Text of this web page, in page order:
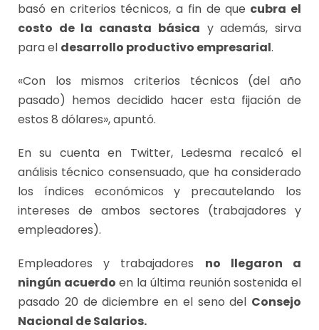
basó en criterios técnicos, a fin de que cubra el
costo de la canasta básica y además, sirva
para el desarrollo productivo empresarial.
«Con los mismos criterios técnicos (del año
pasado) hemos decidido hacer esta fijación de
estos 8 dólares», apuntó.
En su cuenta en Twitter, Ledesma recalcó el
análisis técnico consensuado, que ha considerado
los índices económicos y precautelando los
intereses de ambos sectores (trabajadores y
empleadores).
Empleadores y trabajadores no llegaron a
ningún acuerdo en la última reunión sostenida el
pasado 20 de diciembre en el seno del Consejo
Nacional de Salarios.